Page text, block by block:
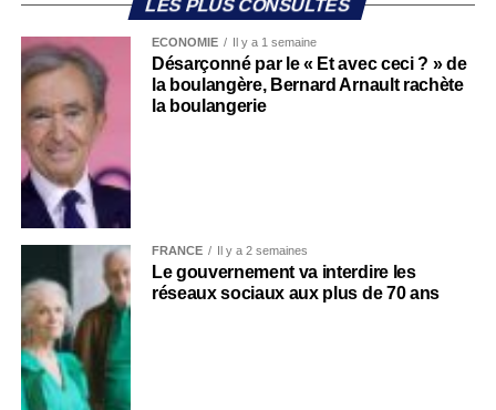
LES PLUS CONSULTÉS
ECONOMIE Il y a 1 semaine
Désarçonné par le « Et avec ceci ? » de
la boulangère, Bernard Arnault rachète
la boulangerie
FRANCE Il y a 2 semaines
Le gouvernement va interdire les
réseaux sociaux aux plus de 70 ans